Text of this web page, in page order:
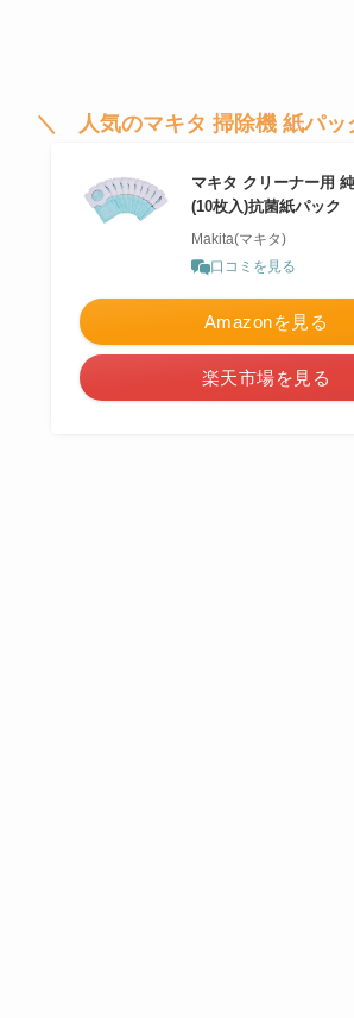
＼ 人気のマキタ 掃除機 紙パ
マキタ クリーナー用
(10枚入)抗菌紙パック
Makita(マキタ)
口コミを見る
Amazonを見る
楽天市場を見る